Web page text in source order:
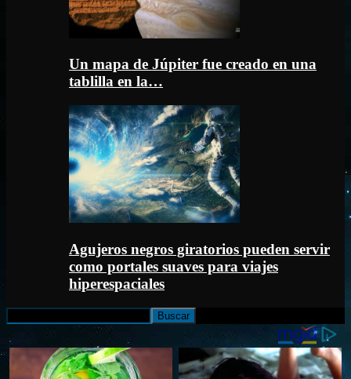
Un mapa de Júpiter fue creado en una
tablilla en la…
Agujeros negros giratorios pueden servir
como portales suaves para viajes
hiperespaciales